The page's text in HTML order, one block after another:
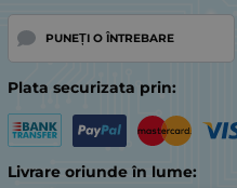
PUNEȚI O ÎNTREBARE
Plata securizata prin:
Livrare oriunde în lume: